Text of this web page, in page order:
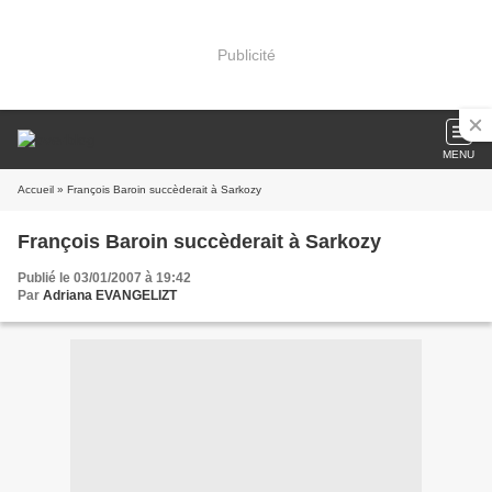
Publicité
MENU
Accueil » François Baroin succèderait à Sarkozy
François Baroin succèderait à Sarkozy
Publié le 03/01/2007 à 19:42
Par Adriana EVANGELIZT